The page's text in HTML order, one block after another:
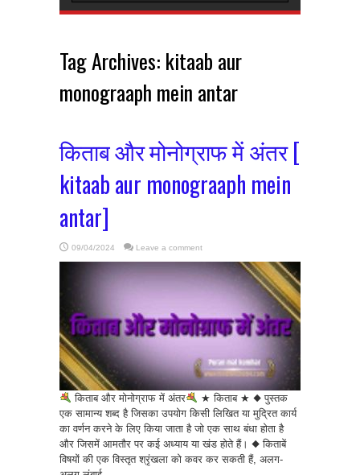
Tag Archives: kitaab aur
monograaph mein antar
किताब और मोनोग्राफ में अंतर [
kitaab aur monograaph mein
antar]
09/04/2024 Leave a comment
किताब और मोनोग्राफ में अंतर
★ किताब ★ ◆ पुस्तक
एक सामान्य शब्द है जिसका उपयोग किसी लिखित या मुद्रित कार्य
का वर्णन करने के लिए किया जाता है जो एक साथ बंधा होता है
और जिसमें आमतौर पर कई अध्याय या खंड होते हैं। ◆ किताबें
विषयों की एक विस्तृत श्रृंखला को कवर कर सकती हैं, अलग-